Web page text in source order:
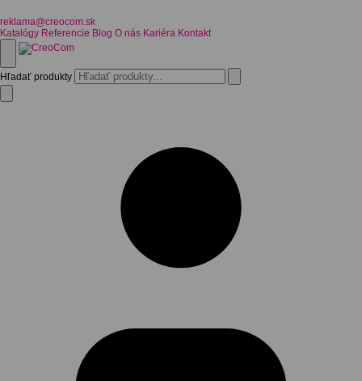
reklama@creocom.sk
Katalógy Referencie Blog O nás Kariéra Kontakt
Hľadať produkty